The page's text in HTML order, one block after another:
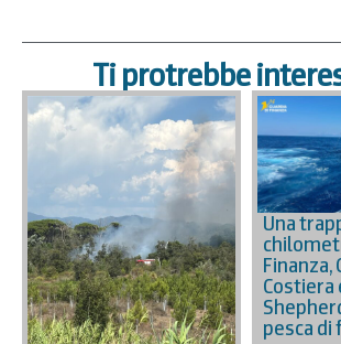
Ti protrebbe
Una
Finanza,
Costiera
pesca di